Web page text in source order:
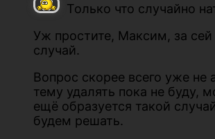
Только что случайно
Уж простите, Максим, за
случай.
Вопрос скорее всего уже не
тему удалять пока не буду,
ещё образуется такой
будем решать.